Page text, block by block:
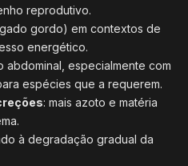
reprodutivo.
gordo) em contextos de
energético.
abdominal, especialmente com
espécies que a requerem.
: mais azoto e matéria
à degradação gradual da